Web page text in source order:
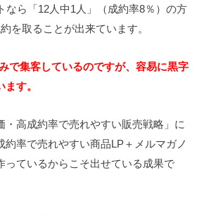
なら「12人中1人」（成約率8％）の方
を取ることが出来ています。
で集客しているのですが、容易に黒字
す。
・高成約率で売れやすい販売戦略」に
約率で売れやすい商品LP＋メルマガノ
っているからこそ出せている成果で